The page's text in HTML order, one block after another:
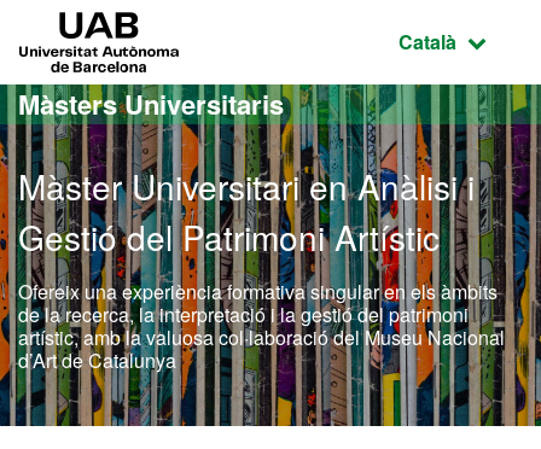
Ves al contingut principal
Ves a la navegació de la pàgina
Idioma
Català
Màsters Universitaris
Màster Universitari en Anàlisi i
Gestió del Patrimoni Artístic
Ofereix una experiència formativa singular en els àmbits
de la recerca, la interpretació i la gestió del patrimoni
artístic, amb la valuosa col·laboració del Museu Nacional
d’Art de Catalunya